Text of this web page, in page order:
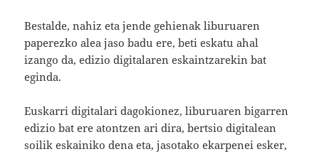
Bestalde, nahiz eta jende gehienak liburuaren
paperezko alea jaso badu ere, beti eskatu ahal
izango da, edizio digitalaren eskaintzarekin bat
eginda.
Euskarri digitalari dagokionez, liburuaren bigarren
edizio bat ere atontzen ari dira, bertsio digitalean
soilik eskainiko dena eta, jasotako ekarpenei esker,